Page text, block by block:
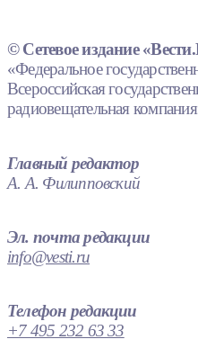
© Сетевое издание
«Федеральное
Всероссийская
радиовещательная
Главный редактор
А. А. Филипповский
Эл. почта редакции
info@vesti.ru
Телефон редакции
+7 495 232 63 33